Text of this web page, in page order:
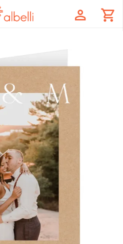
profile shopping_cart